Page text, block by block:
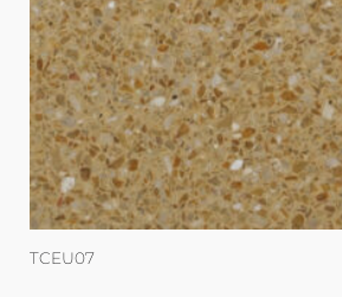
TCEU07